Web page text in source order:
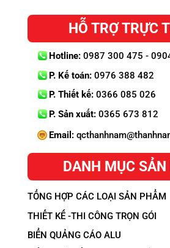
HỖ TRỢ TRỰC
Hotline:0987 300 475 -
P. Kế toán:0976 388 482
P. Thiết kế:0366 085 026
P. Sản xuất:0365 673 812
Email:
DANH MỤC
TỔNG HỢP CÁC LOẠI SẢN PHẨM
THIẾT KẾ -THI CÔNG TRỌN GÓI
BIỂN QUẢNG CÁO ALU